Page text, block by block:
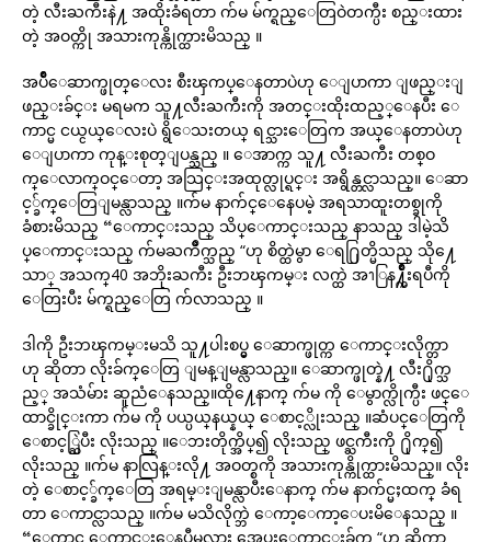
တဲ့ လီးႀကီးနဲ႔ အထိုးခံရတာ က်မ မ်က္ရည္ေတြဝဲတက္ပီး စည္းထား
တဲ့ အဝတ္ကို အသားကုန္ကိုက္ထားမိသည္ ။
အပ်ိဳေဆာက္ဖုတ္ေလး စီးၾကပ္‌ေနတာပဲဟု ေျပာကာ ျဖည္းျ
ဖည္းခ်င္း မရမက သူ႔လီးႀကီးကို အတင္းထိုးထည့္ေနပီး ေ
ကာင္မ ငယ္ငယ္ေလးပဲ ရွိေသးတယ္ ရင္သားေတြက အယ္ေနတာပဲဟု
ေျပာကာ ကုန္းစုတ္ျပန္သည္ ။ ေအာက္က သူ႔ လီးႀကီး တစ္ဝ
က္ေလာက္ဝင္ေတာ့ ‌အသြင္းအထုတ္လုပ္ရင္း အရွိန္တင္လာသည္။ ေဆာ
င့္ခ်က္ေတြျမန္လာသည္ ။က်မ နာက်င္ေနေပမဲ့ အရသာထူးတစ္ခုကို
ခံစားမိသည္ “ေကာင္းသည္ သိပ္ေကာင္းသည္ နာသည္ ဒါမဲ့သိ
ပ္ေကာင္းသည္ က်မႀကိဳက္သည္ “ဟု စိတ္ထဲမွာ ေရ႐ြတ္မိသည္ သို႔ေ
သာ္ အသက္‌40 အဘိုးႀကီး ဦးဘၾကမ္း လက္ထဲ အၫြန႔္က်ိဳးရပီကို
ေတြးပီး မ်က္ရည္ေတြ က်လာသည္ ။
ဒါကို ဦးဘၾကမ္းမသိ သူ႔ပါးစပ္မွ ေဆာက္ဖုတ္က ေကာင္းလိုက္တာ
ဟု ဆိုတာ လိုးခ်က္ေတြ ျမန္ျမန္လာသည္။ ေဆာက္ဖုတ္နဲ႔ လီး႐ိုက္သ
ည့္ အသံမ်ား ဆူညံေနသည္။ထို႔ေနာက္ က်မ ကို ေမွာက္လိုက္ပီး ဖင္ေ
ထာင္ခိုင္းကာ က်မ ကို ပယ္ပယ္‌နယ္နယ္ ေစာင့္လိုးသည္ ။ဆံပင္ေတြကို
‌ေစာင့္ဆြဲပီး လိုးသည္ ။ေဘးတိုက္အိပ္၍ လိုးသည္ ဖင္ႀကီးကို ႐ိုက္၍
လိုးသည္ ။က်မ နာလြန္းလို႔ အဝတ္စကို အသားကုန္ကိုက္ထားမိသည္။ လိုး
တဲ့ ေစာင့္ခ်က္ေတြ အရမ္းျမန္လာပီးေနာက္ က်မ နာက်င္မႈထက္ ခံရ
တာ ေကာင္လာသည္ ။က်မ မသိလိုက္ဘဲ ေကာ့ေကာ့ေပးမိေနသည္ ။
“ေကာင္မ ေကာင္းေနပီမလား အေပးေကာင္းခ်က္ “ဟု ဆိုကာ